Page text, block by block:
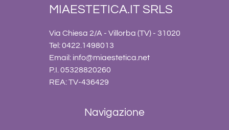
MIAESTETICA.IT SRLS
Via Chiesa 2/A - Villorba (TV) - 31020
Tel: 0422.1498013
Email: info@miaestetica.net
P.I. 05328820260
REA: TV-436429
Navigazione